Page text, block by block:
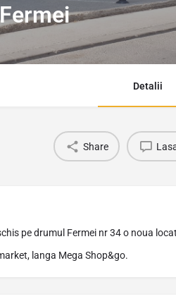
Detalii
Share
pe drumul Fermei nr 34 o noua
langa Mega Shop&go.